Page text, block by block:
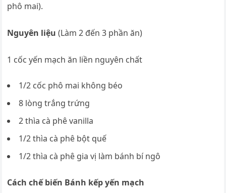
phô mai).
Nguyên liệu(Làm 2 đến 3 phần ăn)
1 cốc yến mạch ăn liền nguyên chất
1/2 cốc phô mai không béo
8 lòng trắng trứng
2 thìa cà phê vanilla
1/2 thìa cà phê bột quế
1/2 thìa cà phê gia vị làm bánh bí ngô
Cách chế biến Bánh kếp yến mạch